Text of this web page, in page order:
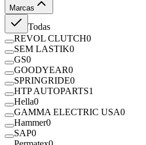
Marcas
Todas
REVOL CLUTCH0
SEM LASTIK0
GS0
GOODYEAR0
SPRINGRIDE0
HTP AUTOPARTS1
Hella0
GAMMA ELECTRIC USA0
Hammer0
SAP0